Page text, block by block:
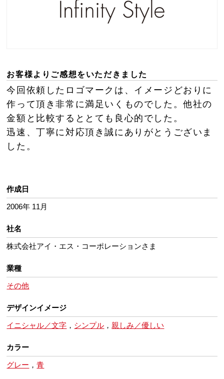
お客様よりご感想をいただきました
今回依頼したロゴマークは、イメージどおりに
作って頂き非常に満足いくものでした。他社の
金額と比較するととても良心的でした。
迅速、丁寧に対応頂き誠にありがとうございま
した。
作成日
2006年 11月
社名
株式会社アイ・エス・コーポレーションさま
業種
その他
デザインイメージ
イニシャル／文字 ， シンプル ， 親しみ／優しい
カラー
グレー ，青